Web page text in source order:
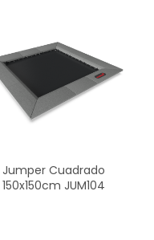
Jumper Cuadrado
150x150cm JUM104